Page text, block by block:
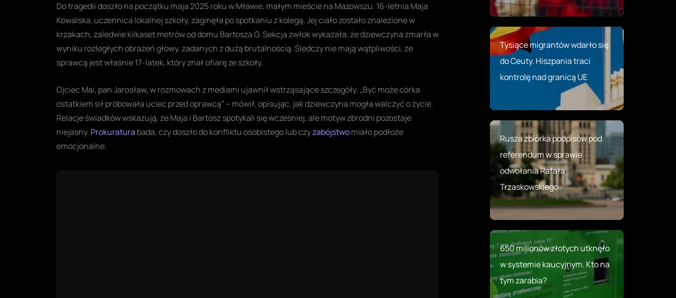
Do tragedii doszło na początku maja 2025 roku w Mławie, małym mieście na Mazowszu. 16-letnia Maja
Kowalska, uczennica lokalnej szkoły, zaginęła po spotkaniu z kolegą. Jej ciało zostało znalezione w
krzakach, zaledwie kilkaset metrów od domu Bartosza G. Sekcja zwłok wykazała, że dziewczyna zmarła w
wyniku rozległych obrażeń głowy, zadanych z dużą brutalnością. Śledczy nie mają wątpliwości, że
sprawcą jest właśnie 17-latek, który znał ofiarę ze szkoły.
Ojciec Mai, pan Jarosław, w rozmowach z mediami ujawnił wstrząsające szczegóły. „Być może córka
ostatkiem sił próbowała uciec przed oprawcą” – mówił, opisując, jak dziewczyna mogła walczyć o życie.
Relacje świadków wskazują, że Maja i Bartosz spotykali się wcześniej, ale motyw zbrodni pozostaje
niejasny. Prokuratura bada, czy doszło do konfliktu osobistego lub czyzabójstwomiało podłoże
emocjonalne.
Tysiące migrantów wdarło się
do Ceuty. Hiszpania traci
kontrolę nad granicą UE
Rusza zbiórka podpisów pod
referendum w sprawie
odwołania Rafała
Trzaskowskiego
650 milionów złotych utknęło
w systemie kaucyjnym. Kto na
tym zarabia?